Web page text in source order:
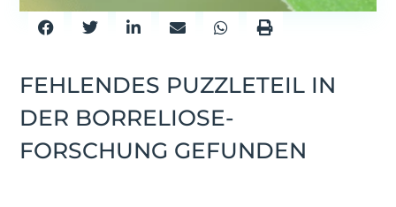
FEHLENDES PUZZLETEIL IN
DER BORRELIOSE-
FORSCHUNG GEFUNDEN